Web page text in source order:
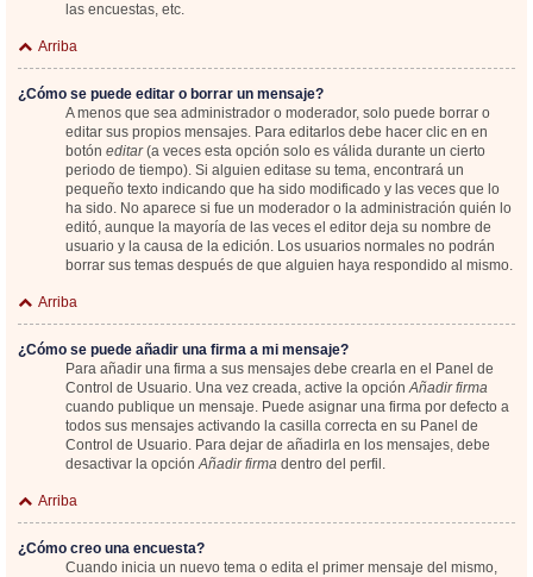
las encuestas, etc.
Arriba
¿Cómo se puede editar o borrar un mensaje?
A menos que sea administrador o moderador, solo puede borrar o
editar sus propios mensajes. Para editarlos debe hacer clic en en
botón editar(a veces esta opción solo es válida durante un cierto
periodo de tiempo). Si alguien editase su tema, encontrará un
pequeño texto indicando que ha sido modificado y las veces que lo
ha sido. No aparece si fue un moderador o la administración quién lo
editó, aunque la mayoría de las veces el editor deja su nombre de
usuario y la causa de la edición. Los usuarios normales no podrán
borrar sus temas después de que alguien haya respondido al mismo.
Arriba
¿Cómo se puede añadir una firma a mi mensaje?
Para añadir una firma a sus mensajes debe crearla en el Panel de
Control de Usuario. Una vez creada, active la opciónAñadir firma
cuando publique un mensaje. Puede asignar una firma por defecto a
todos sus mensajes activando la casilla correcta en su Panel de
Control de Usuario. Para dejar de añadirla en los mensajes, debe
desactivar la opciónAñadir firma dentro del perfil.
Arriba
¿Cómo creo una encuesta?
Cuando inicia un nuevo tema o edita el primer mensaje del mismo,